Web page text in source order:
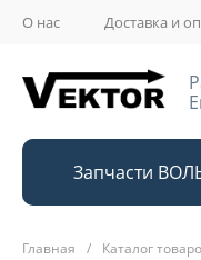
О нас Доставка и
Запчасти
Главная / Каталог